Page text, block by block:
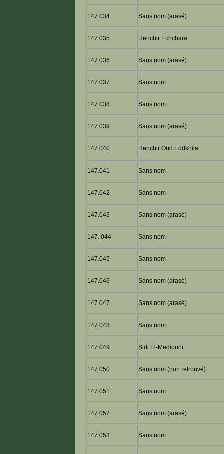
147.034 Sans nom (arasé)
147.035 Henchir Echchara
147.036 Sans nom (arasé).
147.037 Sans nom
147.038 Sans nom
147.039 Sans nom (arasé)
147.040 Henchir Oud Eddkhila
147.041 Sans nom
147.042 Sans nom
147.043 Sans nom (arasé)
147. 044 Sans nom
147.045 Sans nom
147.046 Sans nom (arasé)
147.047 Sans nom (arasé)
147.048 Sans nom
147.049 Sidi El-Mediouni
147.050 Sans nom (non retrouvé)
147.051 Sans nom
147.052 Sans nom (arasé)
147.053 Sans nom